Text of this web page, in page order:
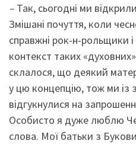
– Так, сьогодні ми
Змішані почуття, коли
справжні рок-н-рольщики
контекст таких
склалося, що деякий
у цю концепцію, тож ми із
відгукнулися на
Особисто я дуже люблю
слова. Мої батьки з